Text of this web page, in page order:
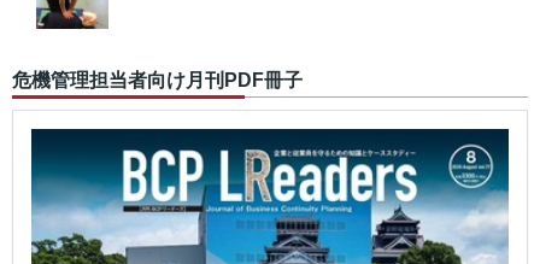
危機管理担当者向け月刊PDF冊子